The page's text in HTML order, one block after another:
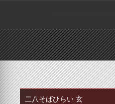
二八そばひらい 玄